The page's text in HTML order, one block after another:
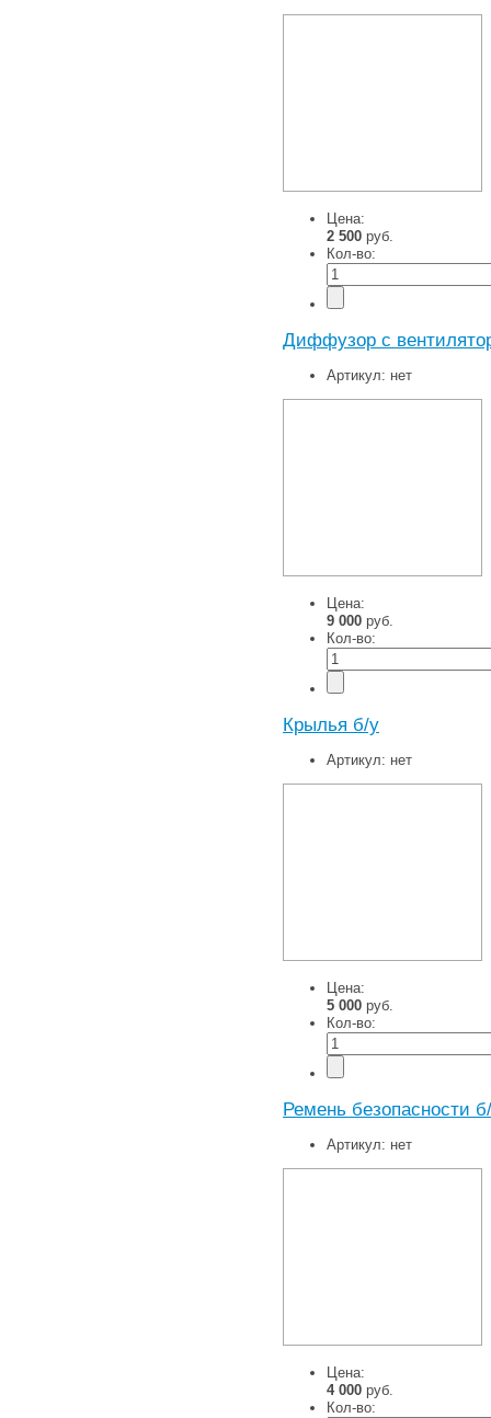
Цена:
2 500 руб.
Кол-во:
Диффузор с
Артикул: нет
Цена:
9 000 руб.
Кол-во:
Крылья б/у
Артикул: нет
Цена:
5 000 руб.
Кол-во:
Ремень безопасности
Артикул: нет
Цена:
4 000 руб.
Кол-во: